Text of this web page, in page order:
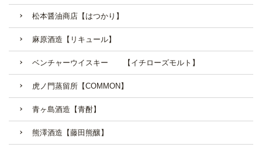
松本醤油商店【はつかり】
麻原酒造【リキュール】
ベンチャーウイスキー 【イチローズモルト】
虎ノ門蒸留所【COMMON】
青ヶ島酒造【青酎】
熊澤酒造【藤田熊釀】